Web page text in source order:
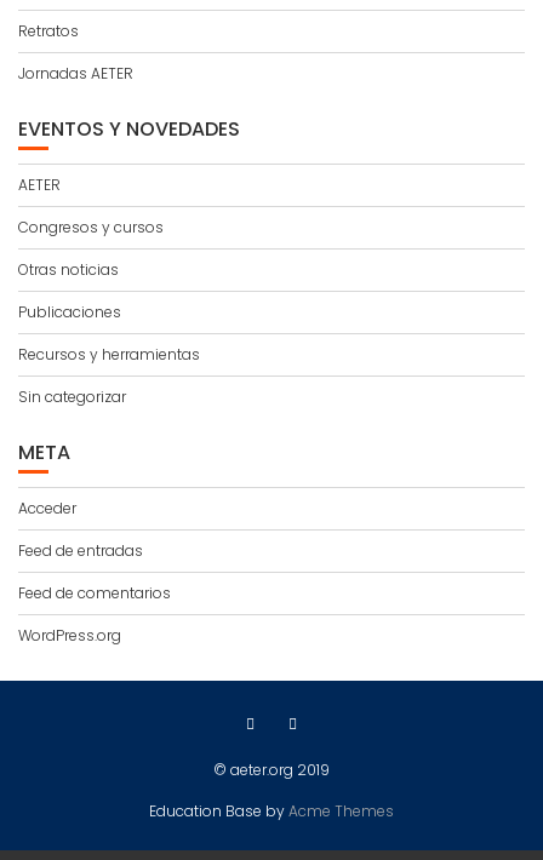
Retratos
Jornadas AETER
EVENTOS Y NOVEDADES
AETER
Congresos y cursos
Otras noticias
Publicaciones
Recursos y herramientas
Sin categorizar
META
Acceder
Feed de entradas
Feed de comentarios
WordPress.org
© aeter.org 2019
Education Base byAcme Themes